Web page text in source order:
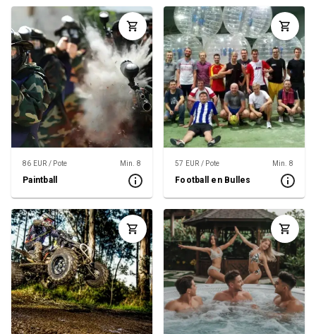
86 EUR / Pote Min. 8
Paintball
57 EUR / Pote Min. 8
Football en Bulles